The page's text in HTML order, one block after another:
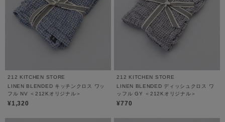
212 KITCHEN STORE
LINEN BLENDED キッチンクロス ワッ
フル NV ＜212Kオリジナル＞
¥1,320
212 KITCHEN STORE
LINEN BLENDED ディッシュクロス ワ
ッフル GY ＜212Kオリジナル＞
¥770